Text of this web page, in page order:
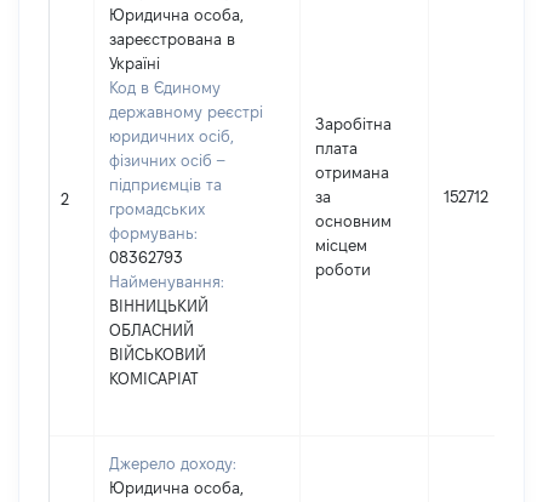
2
Юридична особа,
зареєстрована в
Україні
Код в Єдиному
державному реєстрі
юридичних осіб,
фізичних осіб –
підприємців та
громадських
формувань:
08362793
Найменування:
ВІННИЦЬКИЙ
ОБЛАСНИЙ
ВІЙСЬКОВИЙ
КОМІСАРІАТ
Заробітна
плата
отримана
за
основним
місцем
роботи
152712
Джерело доходу:
Юридична особа,